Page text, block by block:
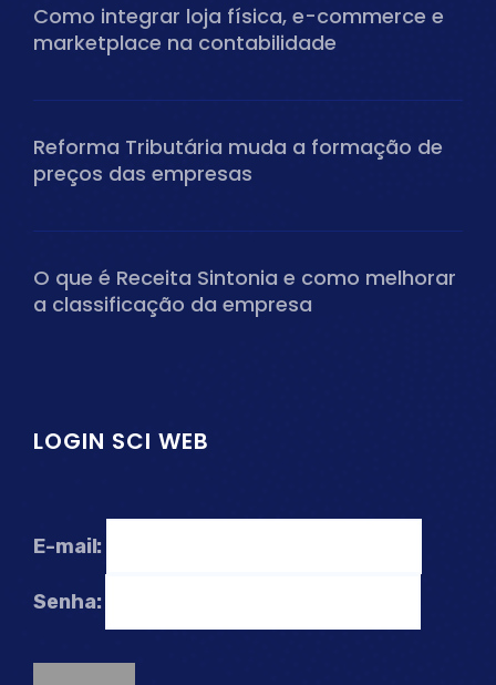
Como integrar loja física, e-commerce e
marketplace na contabilidade
Reforma Tributária muda a formação de
preços das empresas
O que é Receita Sintonia e como melhorar
a classificação da empresa
LOGIN SCI WEB
E-mail:
Senha: